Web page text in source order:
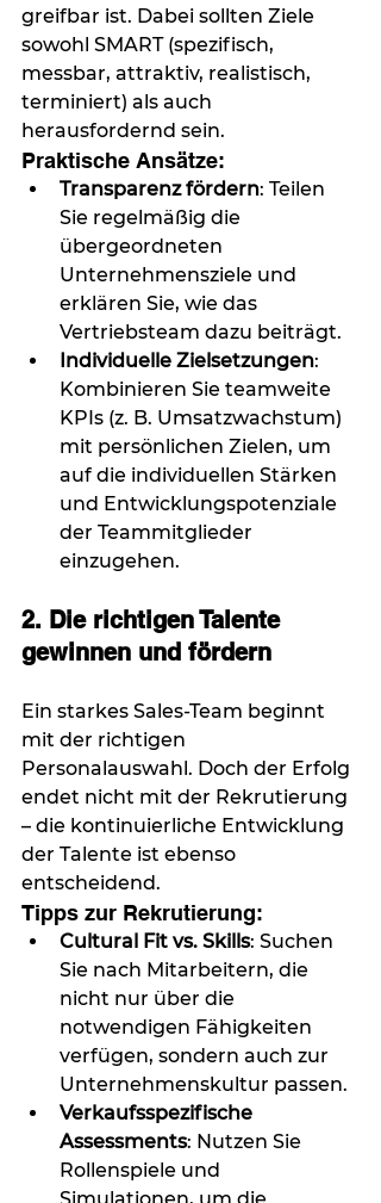
greifbar ist. Dabei sollten Ziele
sowohl SMART (spezifisch,
messbar, attraktiv, realistisch,
terminiert) als auch
herausfordernd sein.
Praktische Ansätze:
Transparenz fördern: Teilen
Sie regelmäßig die
übergeordneten
Unternehmensziele und
erklären Sie, wie das
Vertriebsteam dazu beiträgt.
Individuelle Zielsetzungen:
Kombinieren Sie teamweite
KPIs (z. B. Umsatzwachstum)
mit persönlichen Zielen, um
auf die individuellen Stärken
und Entwicklungspotenziale
der Teammitglieder
einzugehen.
2. Die richtigen Talente
gewinnen und fördern
Ein starkes Sales-Team beginnt
mit der richtigen
Personalauswahl. Doch der Erfolg
endet nicht mit der Rekrutierung
– die kontinuierliche Entwicklung
der Talente ist ebenso
entscheidend.
Tipps zur Rekrutierung:
Cultural Fit vs. Skills: Suchen
Sie nach Mitarbeitern, die
nicht nur über die
notwendigen Fähigkeiten
verfügen, sondern auch zur
Unternehmenskultur passen.
Verkaufsspezifische
Assessments: Nutzen Sie
Rollenspiele und